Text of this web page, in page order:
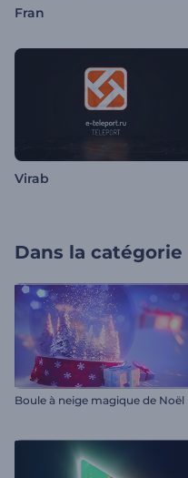
Fran
Virab
Dans la catégorie
Boule à neige magique de Noël